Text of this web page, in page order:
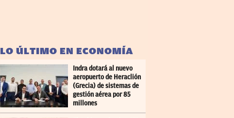
LO ÚLTIMO EN ECONOMÍA
Indra dotará al nuevo
aeropuerto de Heraclión
(Grecia) de sistemas de
gestión aérea por 85
millones